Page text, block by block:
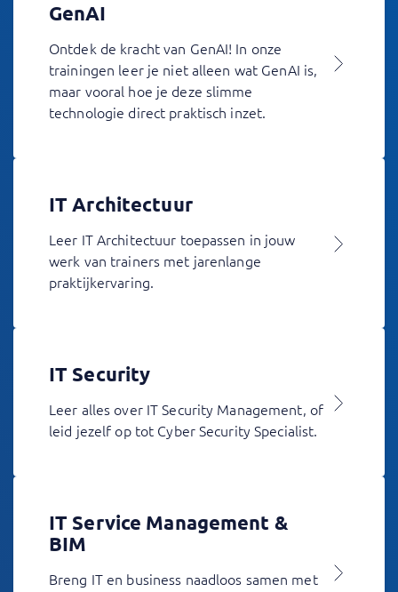
GenAI
Ontdek de kracht van GenAI! In onze
trainingen leer je niet alleen wat GenAI is,
maar vooral hoe je deze slimme
technologie direct praktisch inzet.
IT Architectuur
Leer IT Architectuur toepassen in jouw
werk van trainers met jarenlange
praktijkervaring.
IT Security
Leer alles over IT Security Management, of
leid jezelf op tot Cyber Security Specialist.
IT Service Management &
BIM
Breng IT en business naadloos samen met